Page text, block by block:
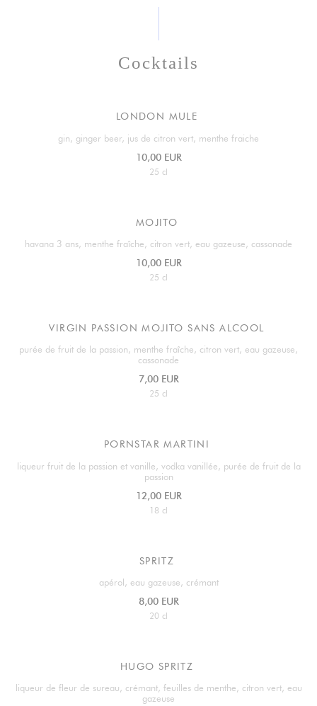
Cocktails
LONDON MULE
gin, ginger beer, jus de citron vert, menthe fraiche
10,00 EUR
25 cl
MOJITO
havana 3 ans, menthe fraîche, citron vert, eau gazeuse, cassonade
10,00 EUR
25 cl
VIRGIN PASSION MOJITO SANS ALCOOL
purée de fruit de la passion, menthe fraîche, citron vert, eau gazeuse,
cassonade
7,00 EUR
25 cl
PORNSTAR MARTINI
liqueur fruit de la passion et vanille, vodka vanillée, purée de fruit de la
passion
12,00 EUR
18 cl
SPRITZ
apérol, eau gazeuse, crémant
8,00 EUR
20 cl
HUGO SPRITZ
liqueur de fleur de sureau, crémant, feuilles de menthe, citron vert, eau
gazeuse